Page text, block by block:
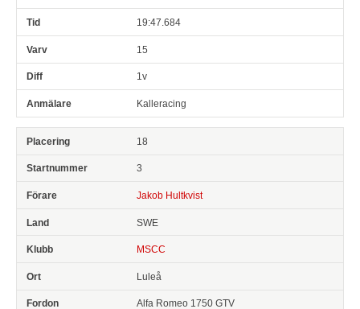
19:47.684
15
1v
Kalleracing
18
3
Jakob Hultkvist
SWE
MSCC
Luleå
Alfa Romeo 1750 GTV